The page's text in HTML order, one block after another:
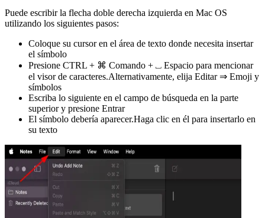
Puede escribir la flecha doble derecha izquierda en Mac OS
utilizando los siguientes pasos:
Coloque su cursor en el área de texto donde necesita insertar
el símbolo
Presione CTRL + ⌘ Comando + ⎵ Espacio para mencionar
el visor de caracteres.Alternativamente, elija Editar ⇒ Emoji y
símbolos
Escriba lo siguiente en el campo de búsqueda en la parte
superior y presione Entrar
El símbolo debería aparecer.Haga clic en él para insertarlo en
su texto